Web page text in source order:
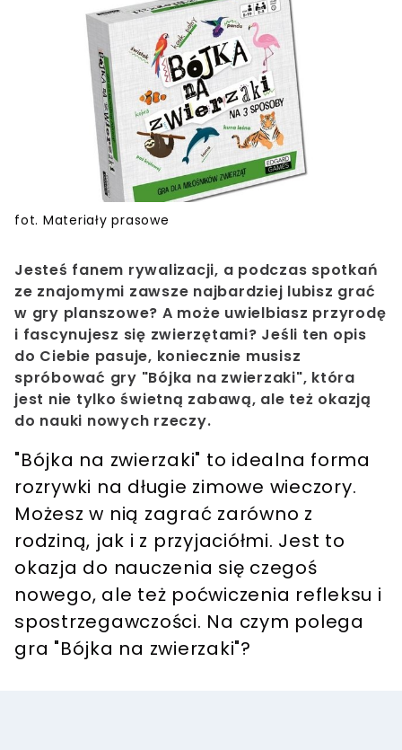
fot. Materiały prasowe
Jesteś fanem rywalizacji, a podczas spotkań
ze znajomymi zawsze najbardziej lubisz grać
w gry planszowe? A może uwielbiasz przyrodę
i fascynujesz się zwierzętami? Jeśli ten opis
do Ciebie pasuje, koniecznie musisz
spróbować gry "Bójka na zwierzaki", która
jest nie tylko świetną zabawą, ale też okazją
do nauki nowych rzeczy.
"Bójka na zwierzaki" to idealna forma
rozrywki na długie zimowe wieczory.
Możesz w nią zagrać zarówno z
rodziną, jak i z przyjaciółmi. Jest to
okazja do nauczenia się czegoś
nowego, ale też poćwiczenia refleksu i
spostrzegawczości. Na czym polega
gra "Bójka na zwierzaki"?